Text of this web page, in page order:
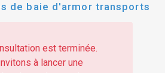
de baie d'armor transports
est terminée.
à lancer une